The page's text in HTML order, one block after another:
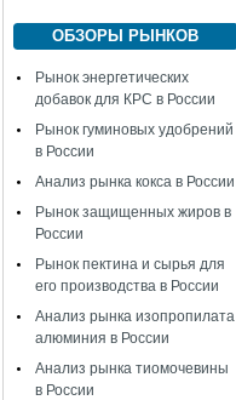
ОБЗОРЫ РЫНКОВ
Рынок энергетических
добавок для КРС в России
Рынок гуминовых удобрений
в России
Анализ рынка кокса в России
Рынок защищенных жиров в
России
Рынок пектина и сырья для
его производства в России
Анализ рынка изопропилата
алюминия в России
Анализ рынка тиомочевины
в России